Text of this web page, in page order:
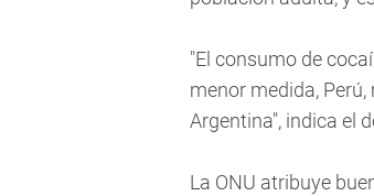
"El consumo de
menor medida,
Argentina", indica el
La ONU atribuye